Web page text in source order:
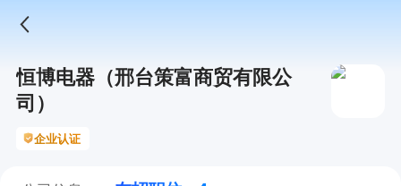
恒博电器（邢台策富商贸有限公
司）
企业认证